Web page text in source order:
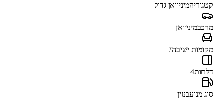
קטגוריהמיניוואן גדול
מרכבמיניוואן
מקומות ישיבה7
דלתות4
סוג מנועבנזין